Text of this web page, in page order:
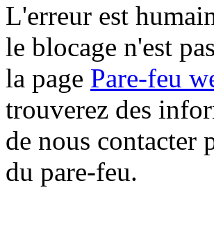
L'erreur est
le blocage n'est
la page Pare-feu
trouverez des
de nous contacter
du pare-feu.